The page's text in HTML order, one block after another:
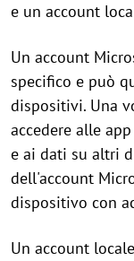
e un account
Un account
specifico e può
dispositivi. Una
accedere alle
e ai dati su altri
dell'account
dispositivo con
Un account